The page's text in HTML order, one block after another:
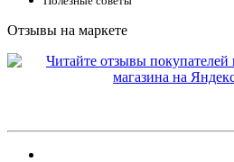
Отзывы на маркете